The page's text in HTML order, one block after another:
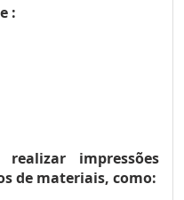
:
impressões
de materiais, como: